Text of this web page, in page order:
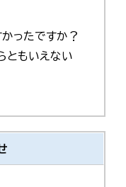
ったですか？
ともいえない